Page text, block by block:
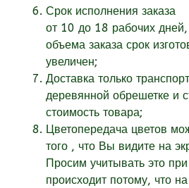
Срок исполнения заказа
от 10 до 18 рабочих
объема заказа срок
увеличен;
Доставка только
деревянной обрешетке и
стоимость товара;
Цветопередача цветов
того , что Вы видите на
Просим учитывать это
происходит потому, что